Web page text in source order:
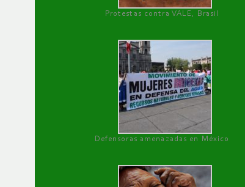
Protestas contra VALE, Brasil
Defensoras amenazadas en México